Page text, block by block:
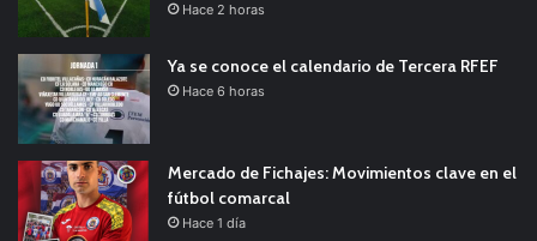
Hace 2 horas
Ya se conoce el calendario de Tercera RFEF
Hace 6 horas
Mercado de Fichajes: Movimientos clave en el
fútbol comarcal
Hace 1 día